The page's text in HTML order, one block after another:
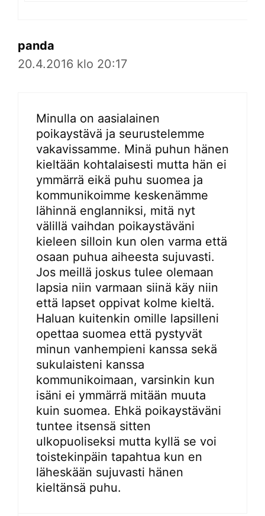
panda
20.4.2016 klo 20:17
Minulla on aasialainen
poikaystävä ja seurustelemme
vakavissamme. Minä puhun hänen
kieltään kohtalaisesti mutta hän ei
ymmärrä eikä puhu suomea ja
kommunikoimme keskenämme
lähinnä englanniksi, mitä nyt
välillä vaihdan poikaystäväni
kieleen silloin kun olen varma että
osaan puhua aiheesta sujuvasti.
Jos meillä joskus tulee olemaan
lapsia niin varmaan siinä käy niin
että lapset oppivat kolme kieltä.
Haluan kuitenkin omille lapsilleni
opettaa suomea että pystyvät
minun vanhempieni kanssa sekä
sukulaisteni kanssa
kommunikoimaan, varsinkin kun
isäni ei ymmärrä mitään muuta
kuin suomea. Ehkä poikaystäväni
tuntee itsensä sitten
ulkopuoliseksi mutta kyllä se voi
toistekinpäin tapahtua kun en
läheskään sujuvasti hänen
kieltänsä puhu.